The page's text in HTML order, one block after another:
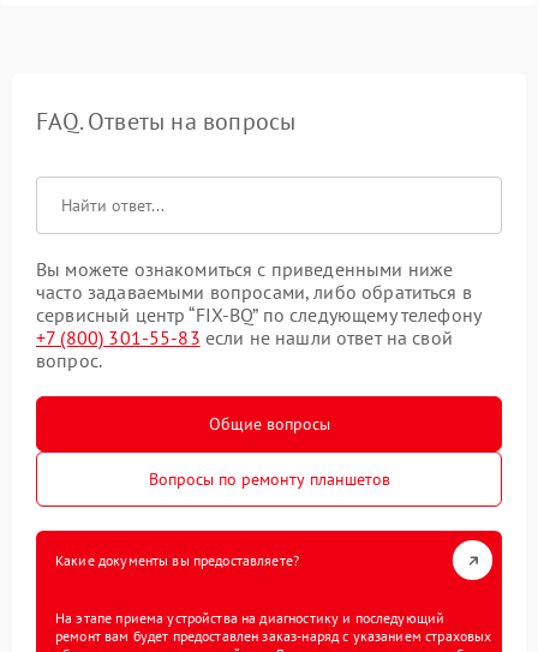
FAQ. Ответы на вопросы
Вы можете ознакомиться с приведенными ниже
часто задаваемыми вопросами, либо обратиться в
сервисный центр “FIX-BQ” по следующему телефону
+7 (800) 301-55-83 если не нашли ответ на свой
вопрос.
Общие вопросы
Вопросы по ремонту планшетов
Какие документы вы предоставляете?
На этапе приема устройства на диагностику и последующий
ремонт вам будет предоставлен заказ-наряд с указанием страховых